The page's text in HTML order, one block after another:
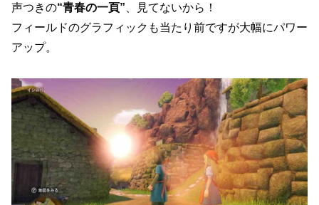
声つきの“青春の一頁” 、見てないから！
フィールドのグラフィックも当たり前ですが大幅にパワー
アップ。